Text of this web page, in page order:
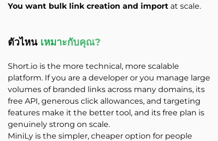
You want bulk link creation and import at scale.
ตัวไหน เหมาะกับคุณ?
Short.io is the more technical, more scalable
platform. If you are a developer or you manage large
volumes of branded links across many domains, its
free API, generous click allowances, and targeting
features make it the better tool, and its free plan is
genuinely strong on scale.
MiniLy is the simpler, cheaper option for people